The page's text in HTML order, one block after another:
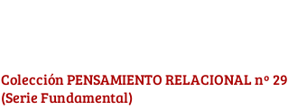
Colección PENSAMIENTO RELACIONAL nº 29
(Serie Fundamental)